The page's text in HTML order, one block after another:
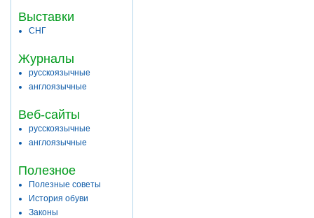
Выставки
СНГ
Журналы
русскоязычные
англоязычные
Веб-сайты
русскоязычные
англоязычные
Полезное
Полезные советы
История обуви
Законы